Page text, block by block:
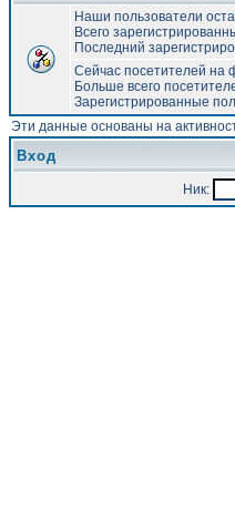
Наши пользователи
Всего
Последний
Сейчас посетителей на
Больше всего
Зарегистрированные
Эти данные основаны на
Вход
Ник: